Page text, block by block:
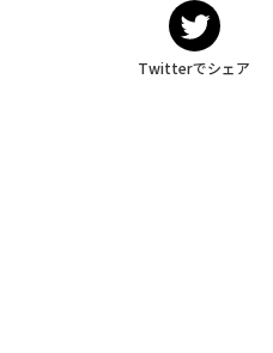
Twitterでシェア